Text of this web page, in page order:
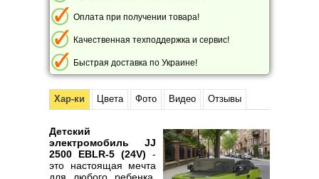
Оплата при получении товара!
Качественная техподдержка и сервис!
Быстрая доставка по Украине!
Хар-ки Цвета Фото Видео Отзывы
Детский
электромобиль JJ
2500 EBLR-5 (24V) -
это настоящая мечта